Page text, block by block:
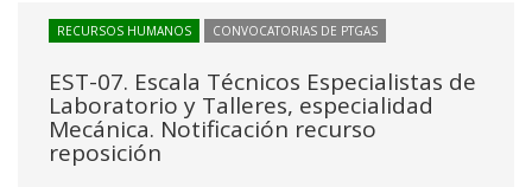
RECURSOS HUMANOS CONVOCATORIAS DE PTGAS
EST-07. Escala Técnicos Especialistas de
Laboratorio y Talleres, especialidad
Mecánica. Notificación recurso
reposición